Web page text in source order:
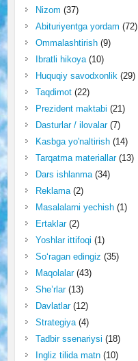
Nizom (37)
Abituriyentga yordam (72)
Ommalashtirish(9)
Ibratli hikoya(10)
Huquqiy savodxonlik(29)
Taqdimot(22)
Prezident maktabi (21)
Dasturlar / ilovalar(7)
Kasbga yo'naltirish(14)
Tarqatma materiallar(13)
Dars ishlanma(34)
Reklama(2)
Masalalarni yechish(1)
Ertaklar(2)
Yoshlar ittifoqi (1)
So‘ragan edingiz (35)
Maqolalar(43)
She’rlar(13)
Davlatlar(12)
Strategiya(4)
Tadbir ssenariysi (18)
Ingliz tilida matn(10)